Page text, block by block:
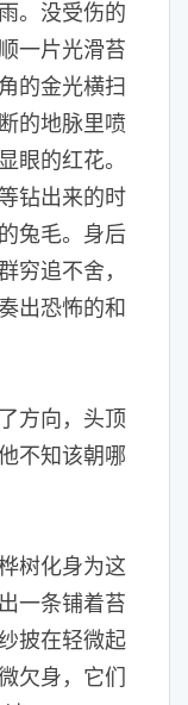
。没受伤的
一片光滑苔
的金光横扫
的地脉里喷
眼的红花。
钻出来的时
兔毛。身后
穷追不舍，
出恐怖的和
方向，头顶
不知该朝哪
树化身为这
一条铺着苔
披在轻微起
欠身，它们